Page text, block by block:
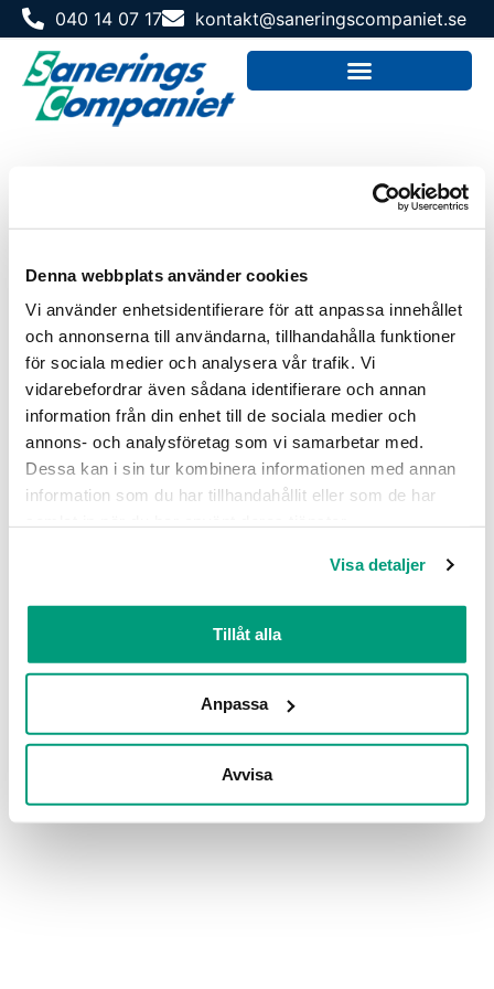
Denna webbplats använder cookies
Vi använder enhetsidentifierare för att anpassa innehållet
och annonserna till användarna, tillhandahålla funktioner
för sociala medier och analysera vår trafik. Vi
vidarebefordrar även sådana identifierare och annan
information från din enhet till de sociala medier och
annons- och analysföretag som vi samarbetar med.
Dessa kan i sin tur kombinera informationen med annan
information som du har tillhandahållit eller som de har
Visa detaljer
Tillåt alla
Anpassa
Avvisa
040 14 07 17 kontakt@saneringscompaniet.se